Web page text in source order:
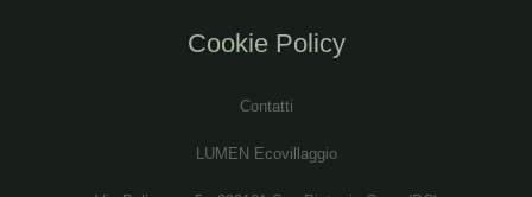
Cookie Policy
Contatti
LUMEN Ecovillaggio